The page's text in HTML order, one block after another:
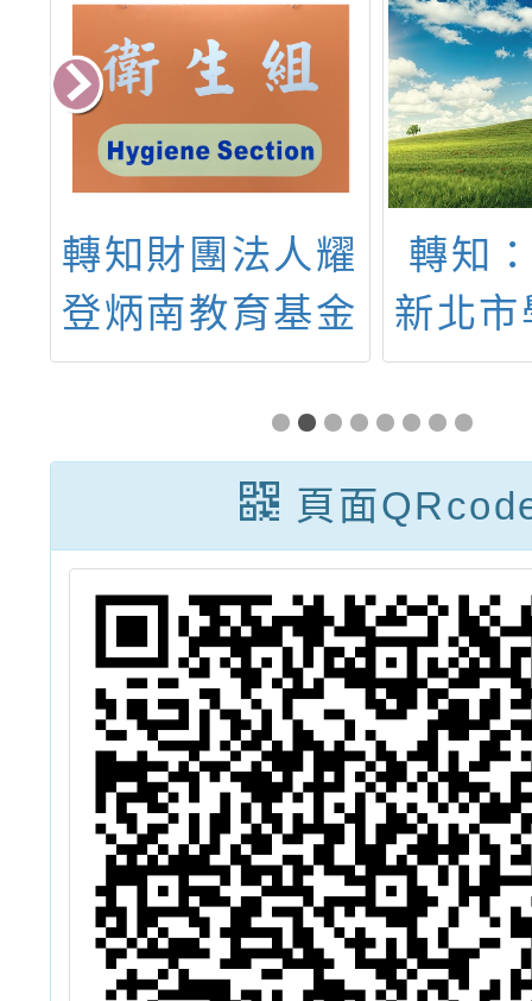
轉知財團法人耀
登炳南教育基金
會、財團法人金
車文教基金會辦
理及台電電幻一
號所共同辦理
【SEED永續綠
能未來式-教師
研習營】
轉知
新北
新星獎
頁面